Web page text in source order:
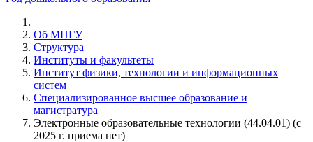
Об МПГУ
Структура
Институты и факультеты
Институт физики, технологии и информационных
систем
Специализированное высшее образование и
магистратура
Электронные образовательные технологии (44.04.01) (с
2025 г. приема нет)